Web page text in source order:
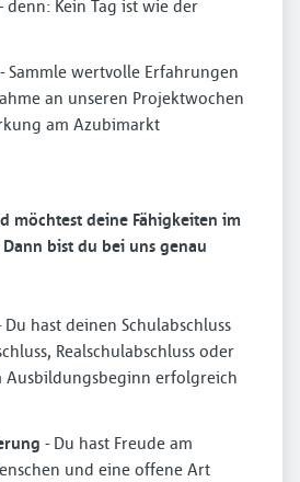
Kein Tag ist wie der
- Sammle wertvolle Erfahrungen
an unseren Projektwochen
am Azubimarkt
möchtest deine Fähigkeiten im
bist du bei uns genau
Du hast deinen Schulabschluss
Realschulabschluss oder
Ausbildungsbeginn erfolgreich
- Du hast Freude am
und eine offene Art